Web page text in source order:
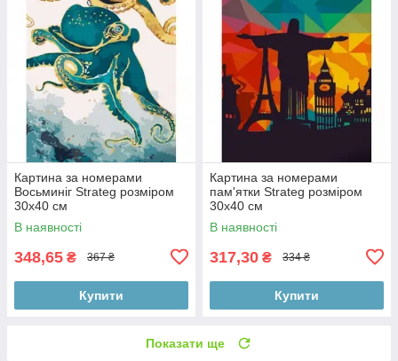
Картина за номерами
Восьминіг Strateg розміром
30х40 см
В наявності
348,65 ₴ 367 ₴
Купити
Картина за номерами
пам'ятки Strateg розміром
30х40 см
В наявності
317,30 ₴ 334 ₴
Купити
Показати ще